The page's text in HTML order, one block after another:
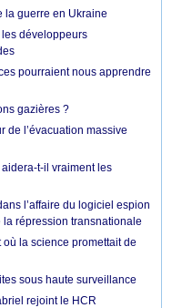
la guerre en Ukraine
les développeurs
pourraient nous apprendre
gazières ?
de l’évacuation massive
t-il vraiment les
l’affaire du logiciel espion
répression transnationale
la science promettait de
sous haute surveillance
rejoint le HCR